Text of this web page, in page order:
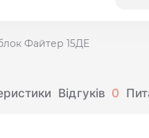
Файтер 15ДЕ
Відгуків 0